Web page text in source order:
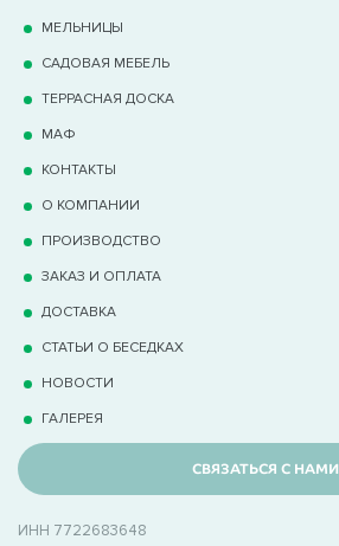
МЕЛЬНИЦЫ
САДОВАЯ МЕБЕЛЬ
ТЕРРАCНАЯ ДОСКА
МАФ
КОНТАКТЫ
О КОМПАНИИ
ПРОИЗВОДСТВО
ЗАКАЗ И ОПЛАТА
ДОСТАВКА
СТАТЬИ О БЕСЕДКАХ
НОВОСТИ
ГАЛЕРЕЯ
СВЯЗАТЬСЯ С НАМИ
ИНН 7722683648